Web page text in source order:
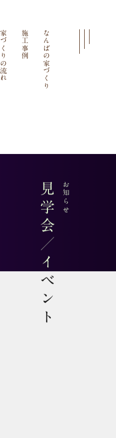
なんばの家づくり
施工事例
家づくりの流れ
お知らせ
見学会／イベント